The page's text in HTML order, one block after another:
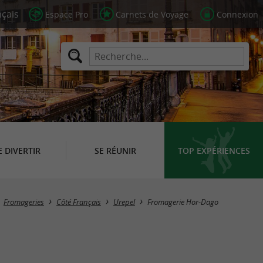
Espace Pro Carnets de Voyage Connexion
DIVERTIR SE RÉUNIR TOP EXPÉRIENCES
Fromageries Côté Français Urepel Fromagerie Hor-Dago